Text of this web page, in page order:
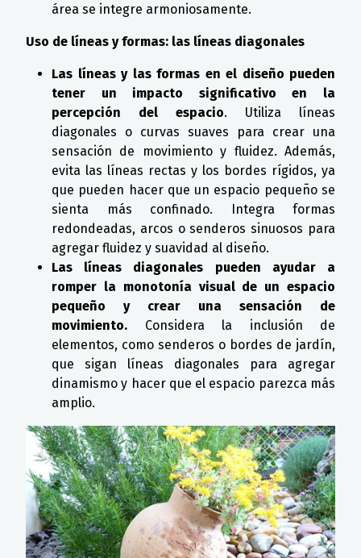
área se integre armoniosamente.
Uso de líneas y formas: las líneas diagonales
Las líneas y las formas en el diseño pueden
tener un impacto significativo en la
percepción del espacio. Utiliza líneas
diagonales o curvas suaves para crear una
sensación de movimiento y fluidez. Además,
evita las líneas rectas y los bordes rígidos, ya
que pueden hacer que un espacio pequeño se
sienta más confinado. Integra formas
redondeadas, arcos o senderos sinuosos para
agregar fluidez y suavidad al diseño.
Las líneas diagonales pueden ayudar a
romper la monotonía visual de un espacio
pequeño y crear una sensación de
movimiento. Considera la inclusión de
elementos, como senderos o bordes de jardín,
que sigan líneas diagonales para agregar
dinamismo y hacer que el espacio parezca más
amplio.